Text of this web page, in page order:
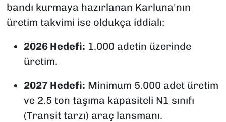
bandı kurmaya hazırlanan Karluna'nın
üretim takvimi ise oldukça iddialı:
2026 Hedefi: 1.000 adetin üzerinde
üretim.
2027 Hedefi: Minimum 5.000 adet üretim
ve 2.5 ton taşıma kapasiteli N1 sınıfı
(Transit tarzı) araç lansmanı.